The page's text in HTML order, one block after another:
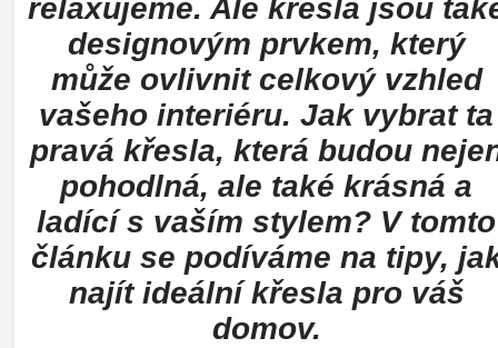
relaxujeme. Ale křesla jsou
designovým prvkem, který
může ovlivnit celkový vzhled
vašeho interiéru. Jak vybrat ta
pravá křesla, která budou
pohodlná, ale také krásná a
ladící s vaším stylem? V tomto
článku se podíváme na tipy,
najít ideální křesla pro váš
domov.